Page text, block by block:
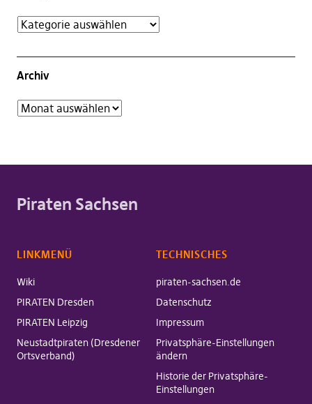
Archiv
Piraten Sachsen
LINKMENÜ
Wiki
PIRATEN Dresden
PIRATEN Leipzig
Neustadtpiraten (Dresdener
Ortsverband)
TECHNISCHES
piraten-sachsen.de
Datenschutz
Impressum
Privatsphäre-Einstellungen
ändern
Historie der Privatsphäre-
Einstellungen